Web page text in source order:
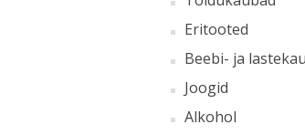
Eritooted
Beebi- ja
Joogid
Alkohol